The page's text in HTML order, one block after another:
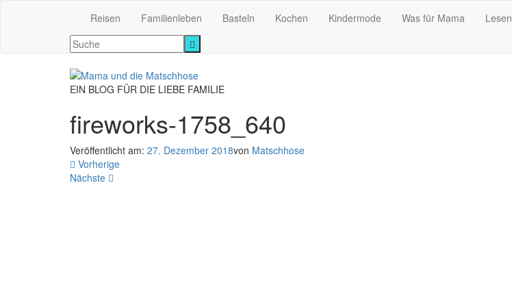
Reisen Familienleben Basteln Kochen Kindermode Was für Mama Lesen
EIN BLOG FÜR DIE LIEBE FAMILIE
fireworks-1758_640
Veröffentlicht am: 27. Dezember 2018von Matschhose
Vorherige
Nächste